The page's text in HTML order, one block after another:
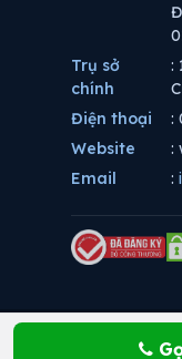
Trụ sở
chính
:
Điện thoại
:
Website
:
Email
: